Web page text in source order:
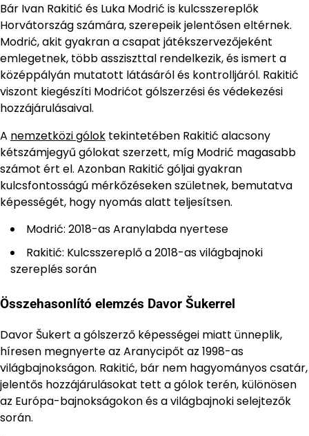
Bár Ivan Rakitić és Luka Modrić is kulcsszereplők
Horvátország számára, szerepeik jelentősen eltérnek.
Modrić, akit gyakran a csapat játékszervezőjeként
emlegetnek, több assziszttal rendelkezik, és ismert a
középpályán mutatott látásáról és kontrolljáról. Rakitić
viszont kiegészíti Modrićot gólszerzési és védekezési
hozzájárulásaival.
A nemzetközi gólok tekintetében Rakitić alacsony
kétszámjegyű gólokat szerzett, míg Modrić magasabb
számot ért el. Azonban Rakitić góljai gyakran
kulcsfontosságú mérkőzéseken születnek, bemutatva
képességét, hogy nyomás alatt teljesítsen.
Modrić: 2018-as Aranylabda nyertese
Rakitić: Kulcsszereplő a 2018-as világbajnoki
szereplés során
Összehasonlító elemzés Davor Šukerrel
Davor Šukert a gólszerző képességei miatt ünneplik,
híresen megnyerte az Aranycipőt az 1998-as
világbajnokságon. Rakitić, bár nem hagyományos csatár,
jelentős hozzájárulásokat tett a gólok terén, különösen
az Európa-bajnokságokon és a világbajnoki selejtezők
során.